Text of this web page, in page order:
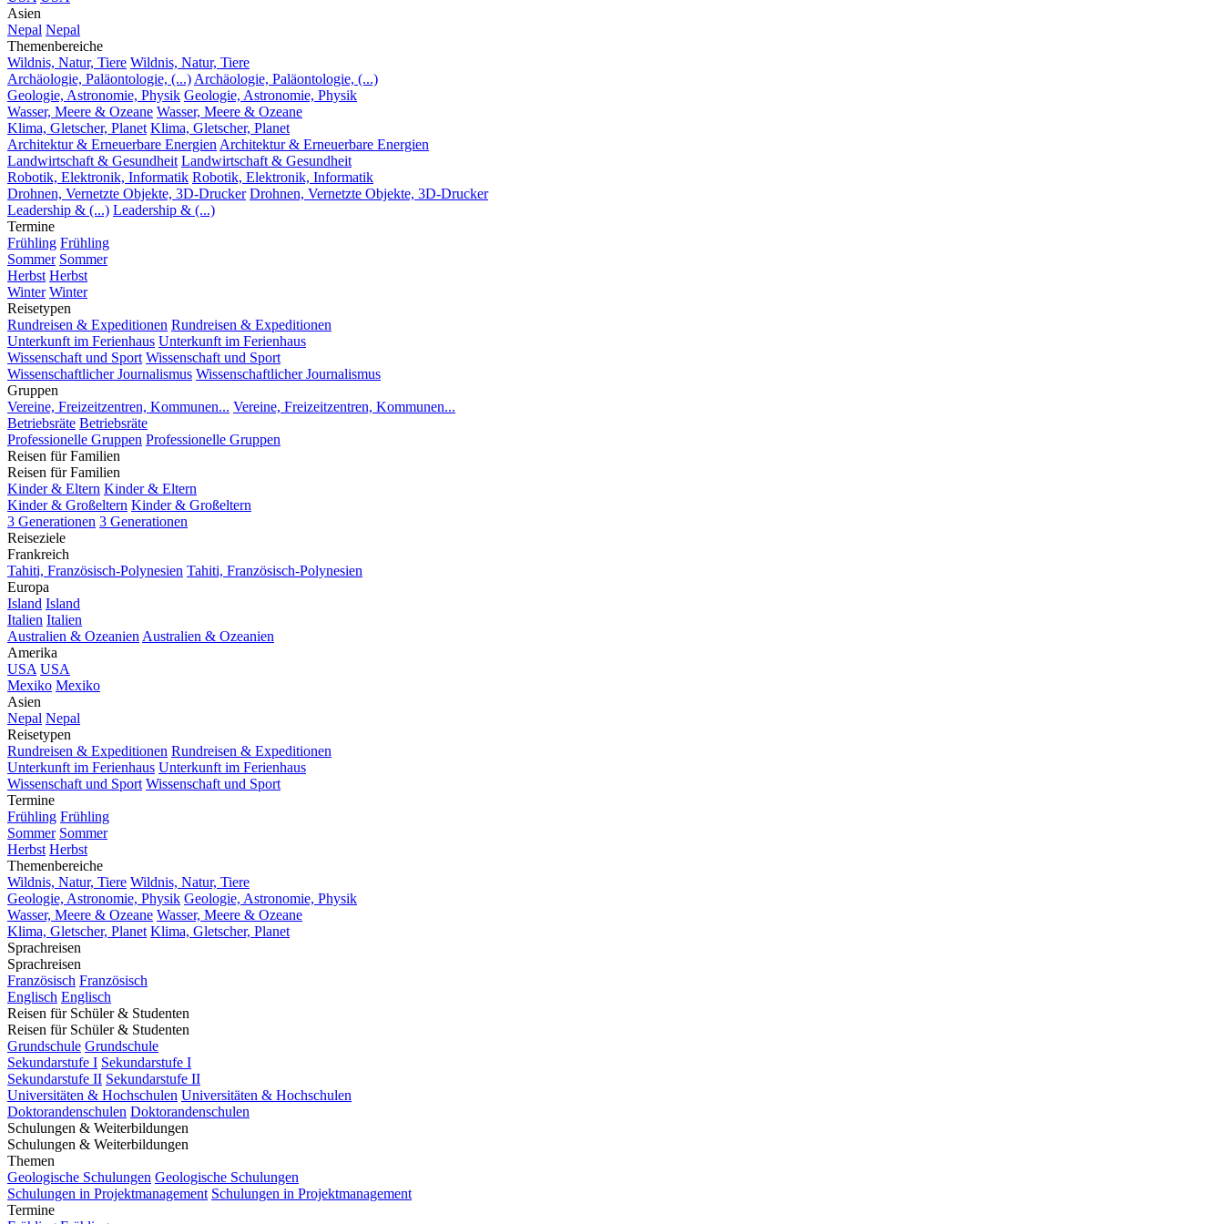
Asien
Nepal Nepal
Themenbereiche
Wildnis, Natur, Tiere Wildnis, Natur, Tiere
Archäologie, Paläontologie, (...) Archäologie, Paläontologie, (...)
Geologie, Astronomie, Physik Geologie, Astronomie, Physik
Wasser, Meere & Ozeane Wasser, Meere & Ozeane
Klima, Gletscher, Planet Klima, Gletscher, Planet
Architektur & Erneuerbare Energien Architektur & Erneuerbare Energien
Landwirtschaft & Gesundheit Landwirtschaft & Gesundheit
Robotik, Elektronik, Informatik Robotik, Elektronik, Informatik
Drohnen, Vernetzte Objekte, 3D-Drucker Drohnen, Vernetzte Objekte, 3D-Drucker
Leadership & (...) Leadership & (...)
Termine
Frühling Frühling
Sommer Sommer
Herbst Herbst
Winter Winter
Reisetypen
Rundreisen & Expeditionen Rundreisen & Expeditionen
Unterkunft im Ferienhaus Unterkunft im Ferienhaus
Wissenschaft und Sport Wissenschaft und Sport
Wissenschaftlicher Journalismus Wissenschaftlicher Journalismus
Gruppen
Vereine, Freizeitzentren, Kommunen... Vereine, Freizeitzentren, Kommunen...
Betriebsräte Betriebsräte
Professionelle Gruppen Professionelle Gruppen
Reisen für Familien
Reisen für Familien
Kinder & Eltern Kinder & Eltern
Kinder & Großeltern Kinder & Großeltern
3 Generationen 3 Generationen
Reiseziele
Frankreich
Tahiti, Französisch-Polynesien Tahiti, Französisch-Polynesien
Europa
Island Island
Italien Italien
Australien & Ozeanien Australien & Ozeanien
Amerika
USA USA
Mexiko Mexiko
Asien
Nepal Nepal
Reisetypen
Rundreisen & Expeditionen Rundreisen & Expeditionen
Unterkunft im Ferienhaus Unterkunft im Ferienhaus
Wissenschaft und Sport Wissenschaft und Sport
Termine
Frühling Frühling
Sommer Sommer
Herbst Herbst
Themenbereiche
Wildnis, Natur, Tiere Wildnis, Natur, Tiere
Geologie, Astronomie, Physik Geologie, Astronomie, Physik
Wasser, Meere & Ozeane Wasser, Meere & Ozeane
Klima, Gletscher, Planet Klima, Gletscher, Planet
Sprachreisen
Sprachreisen
Französisch Französisch
Englisch Englisch
Reisen für Schüler & Studenten
Reisen für Schüler & Studenten
Grundschule Grundschule
Sekundarstufe I Sekundarstufe I
Sekundarstufe II Sekundarstufe II
Universitäten & Hochschulen Universitäten & Hochschulen
Doktorandenschulen Doktorandenschulen
Schulungen & Weiterbildungen
Schulungen & Weiterbildungen
Themen
Geologische Schulungen Geologische Schulungen
Schulungen in Projektmanagement Schulungen in Projektmanagement
Termine